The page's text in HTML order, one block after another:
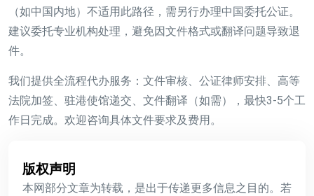
（如中国内地）不适用此路径，需另行办理中国委托公证。
建议委托专业机构处理，避免因文件格式或翻译问题导致退
件。
我们提供全流程代办服务：文件审核、公证律师安排、高等
法院加签、驻港使馆递交、文件翻译（如需），最快3-5个工
作日完成。欢迎咨询具体文件要求及费用。
版权声明
本网部分文章为转载，是出于传递更多信息之目的。若